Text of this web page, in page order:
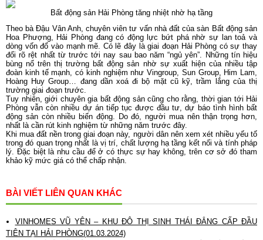
Bất động sản Hải Phòng tăng nhiệt nhờ hạ tầng
Theo bà Đậu Vân Anh, chuyên viên tư vấn nhà đất của sàn Bất động sản
Hoa Phượng, Hải Phòng đang có động lực bứt phá nhờ sự lan toả và
dòng vốn đổ vào mạnh mẽ. Có lẽ đây là giai đoạn Hải Phòng có sự thay
đổi rõ rệt nhất từ trước tới nay sau bao năm “ngủ yên”. Những tín hiệu
bùng nổ trên thị trường bất động sản nhờ sự xuất hiện của nhiều tập
đoàn kinh tế mạnh, có kinh nghiệm như Vingroup, Sun Group, Him Lam,
Hoàng Huy Group… đang dần xoá đi bộ mặt cũ kỹ, trầm lắng của thị
trường giai đoạn trước.
Tuy nhiên, giới chuyên gia bất động sản cũng cho rằng, thời gian tới Hải
Phòng vẫn còn nhiều dự án tiếp tục được đầu tư, dự báo tình hình bất
động sản còn nhiều biến động. Do đó, người mua nên thận trọng hơn,
nhất là cần rút kinh nghiệm từ những năm trước đây.
Khi mua đất nền trong giai đoạn này, người dân nên xem xét nhiều yếu tố
trong đó quan trọng nhất là vị trí, chất lượng hạ tầng kết nối và tính pháp
lý. Đặc biệt là nhu cầu để ở có thực sự hay không, trên cơ sở đó tham
khảo kỹ mức giá có thể chấp nhận.
BÀI VIẾT LIÊN QUAN KHÁC
VINHOMES VŨ YÊN – KHU ĐÔ THỊ SINH THÁI ĐẲNG CẤP ĐẦU
TIÊN TẠI HẢI PHÒNG(01.03.2024)